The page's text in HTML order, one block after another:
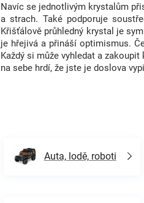
Navíc se jednotlivým krystalům
a strach. Také podporuje
Křišťálově průhledný krystal je
je hřejivá a přináší optimismus.
Každý si může vyhledat a
na sebe hrdí, že jste je doslova
Auta, lodě, roboti